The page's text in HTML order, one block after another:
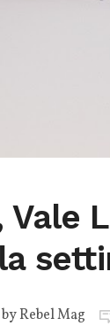
Vale
byRebel Mag